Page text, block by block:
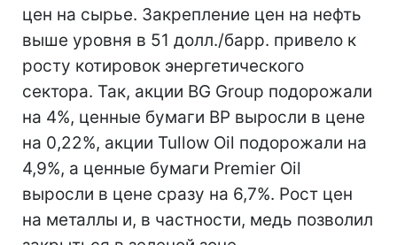
цен на сырье. Закрепление цен на нефть
выше уровня в 51 долл./барр. привело к
росту котировок энергетического
сектора. Так, акции BG Group подорожали
на 4%, ценные бумаги BP выросли в цене
на 0,22%, акции Tullow Oil подорожали на
4,9%, а ценные бумаги Premier Oil
выросли в цене сразу на 6,7%. Рост цен
на металлы и, в частности, медь позволил